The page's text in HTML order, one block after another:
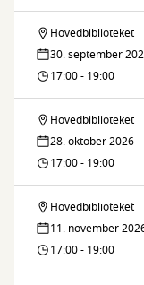
DIY
drop-
Hovedbiblioteket
30. september
17:00 - 19:00
DIY
drop-
Hovedbiblioteket
28. oktober 2026
17:00 - 19:00
DIY
drop-
Hovedbiblioteket
11. november
17:00 - 19:00